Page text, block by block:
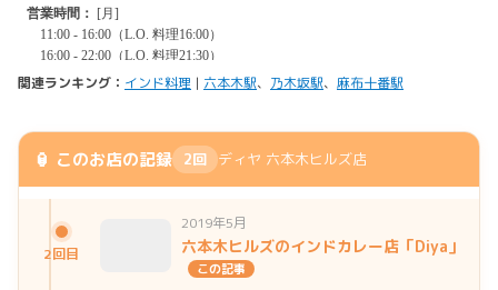
関連ランキング： インド料理 | 六本木駅、 乃木坂駅、 麻布十番駅
🏮 このお店の記録 2回 ディヤ 六本木ヒルズ店
2回目
2019年5月
六本木ヒルズのインドカレー店「Diya」
この記事